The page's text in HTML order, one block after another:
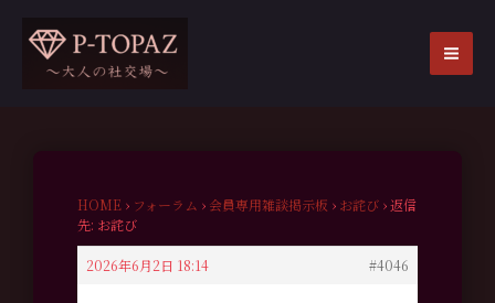
HOME › フォーラム › 会員専用雑談掲示板 › お詫び ›返信
先: お詫び
2026年6月2日 18:14 #4046